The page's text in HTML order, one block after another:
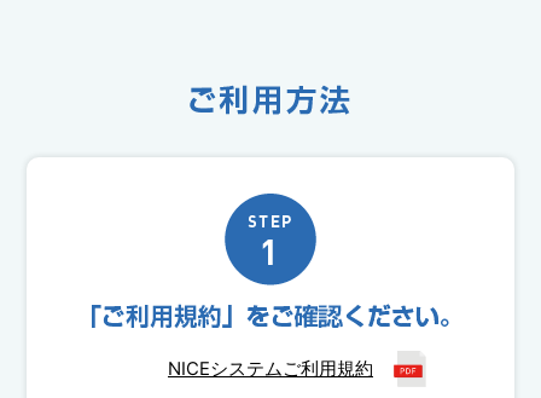
NICEシステムご利用規約